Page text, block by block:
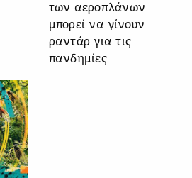
των αεροπλάνων
μπορεί να γίνουν
ραντάρ για τις
πανδημίες